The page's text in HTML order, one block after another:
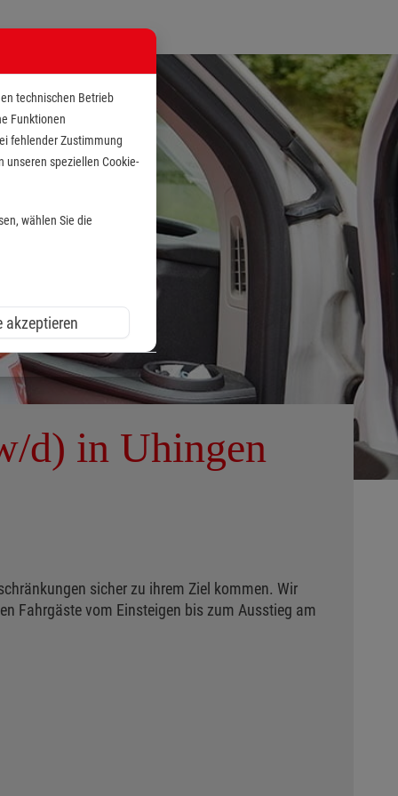
d) in Uhingen
sicher zu ihrem Ziel kommen. Wir
Fahrgäste vom Einsteigen bis zum Ausstieg am
technischen Betrieb
Funktionen
fehlender Zustimmung
speziellen Cookie-
wählen Sie die
akzeptieren